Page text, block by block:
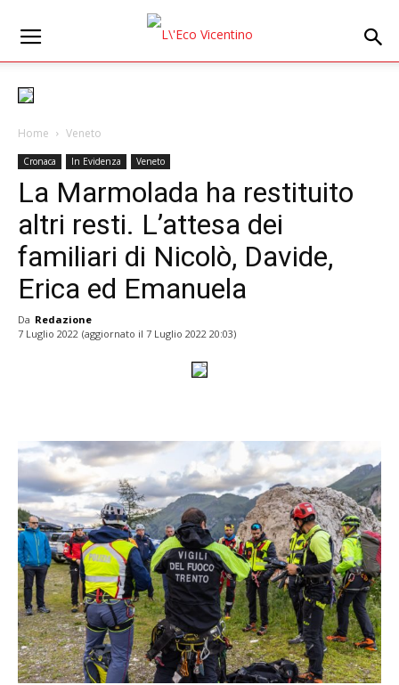
Home Veneto
Cronaca In Evidenza Veneto
La Marmolada ha restituito
altri resti. L’attesa dei
familiari di Nicolò, Davide,
Erica ed Emanuela
Da Redazione
7 Luglio 2022 (aggiornato il 7 Luglio 2022 20:03)